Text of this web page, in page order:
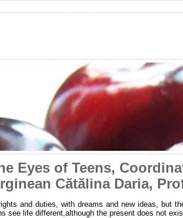
Eyes of Teens,
Cătălina Daria,
and duties, with dreams and new ideas, but
see life different,although the present does not